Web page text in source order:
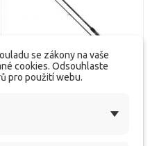
PRUT DAIWA PROREX S
se zákony na vaše
cookies. Odsouhlaste
pro použití webu.